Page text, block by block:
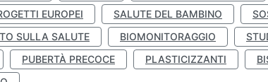
EUROPEI SALUTE DEL BAMBINO
SULLA SALUTE
BIOMONITORAGGIO
PUBERTÀ PRECOCE PLASTICIZZANTI